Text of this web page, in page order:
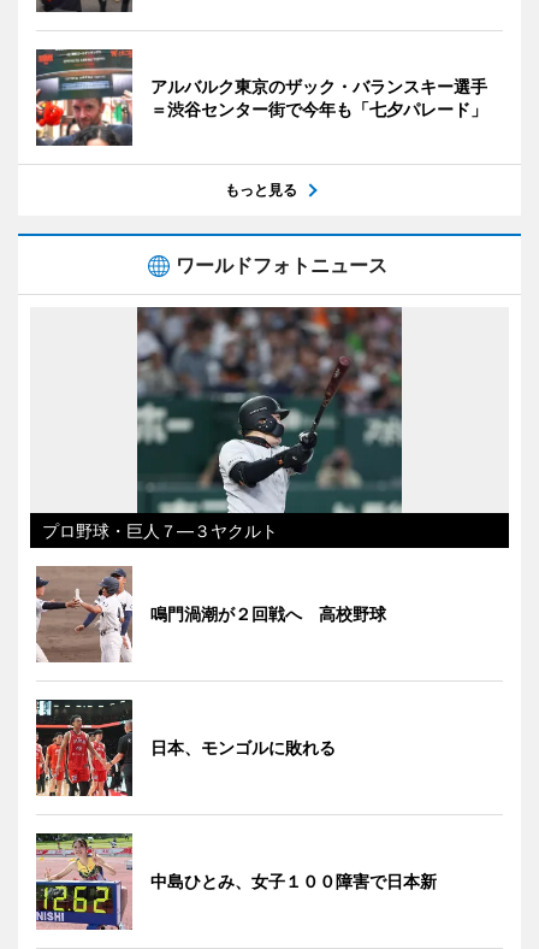
アルバルク東京のザック・バランスキー選手
＝渋谷センター街で今年も「七夕パレード」
もっと見る
ワールドフォトニュース
プロ野球・巨人７―３ヤクルト
鳴門渦潮が２回戦へ 高校野球
日本、モンゴルに敗れる
中島ひとみ、女子１００障害で日本新